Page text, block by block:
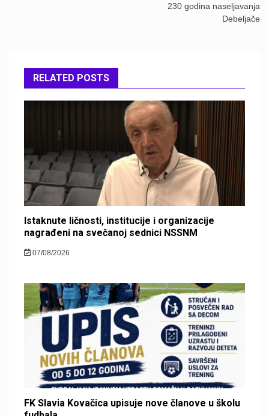
230 godina naseljavanja
Debeljače
RELATED POSTS
Istaknute ličnosti, institucije i organizacije
nagrađeni na svečanoj sednici NSSNM
07/08/2026
FK Slavia Kovačica upisuje nove članove u školu